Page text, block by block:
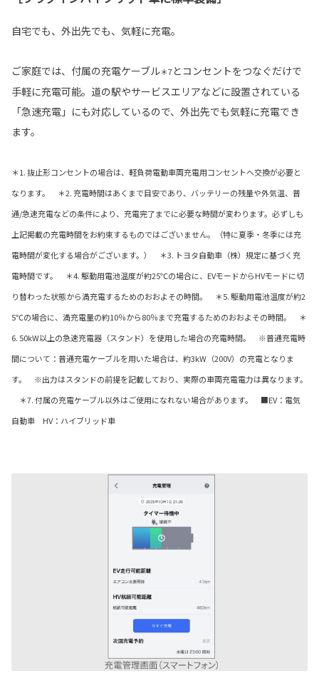
自宅でも、外出先でも、気軽に充電。
ご家庭では、付属の充電ケーブル＊7とコンセントをつなぐだけで
手軽に充電可能。道の駅やサービスエリアなどに設置されている
「急速充電」にも対応しているので、外出先でも気軽に充電でき
ます。
＊1. 抜止形コンセントの場合は、軽負荷電動車両充電用コンセントへ交換が必要と
なります。 ＊2. 充電時間はあくまで目安であり、バッテリーの残量や外気温、普
通/急速充電などの条件により、充電完了までに必要な時間が変わります。必ずしも
上記掲載の充電時間をお約束するものではございません。（特に夏季・冬季には充
電時間が変化する場合がございます。） ＊3. トヨタ自動車（株）規定に基づく充
電時間です。 ＊4. 駆動用電池温度が約25℃の場合に、EVモードからHVモードに切
り替わった状態から満充電するためのおおよその時間。 ＊5. 駆動用電池温度が約2
5℃の場合に、満充電量の約10％から80％まで充電するためのおおよその時間。 ＊
6. 50kW以上の急速充電器（スタンド）を使用した場合の充電時間。 ※普通充電時
間について：普通充電ケーブルを用いた場合は、約3kW（200V）の充電となりま
す。 ※出力はスタンドの前提を記載しており、実際の車両充電電力は異なります。
＊7. 付属の充電ケーブル以外はご使用になれない場合があります。 ■EV：電気
自動車 HV：ハイブリッド車